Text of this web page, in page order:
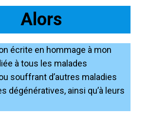
Alors
écrite en hommage à mon
à tous les malades
souffrant d’autres maladies
dégénératives, ainsi qu’à leurs